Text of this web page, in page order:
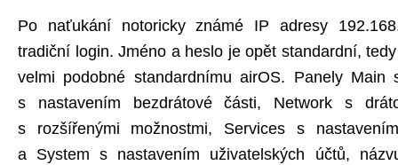
Po naťukání notoricky známé IP adresy
tradiční login. Jméno a heslo je opět standardní,
velmi podobné standardnímu airOS. Panely Main
s nastavením bezdrátové části, Network s
s rozšířenými možnostmi, Services s
a System s nastavením uživatelských účtů,